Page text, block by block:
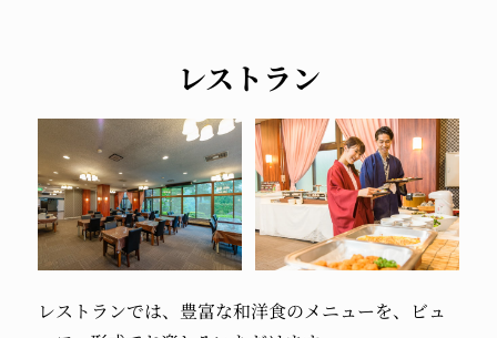
レストラン
レストランでは、豊富な和洋食のメニューを、ビュ